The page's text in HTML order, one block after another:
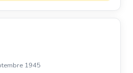
1945